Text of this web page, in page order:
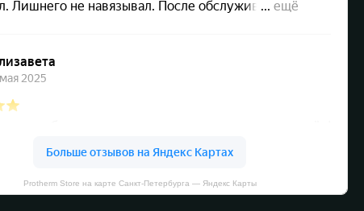
Protherm Store на карте Санкт‑Петербурга — Яндекс Карты